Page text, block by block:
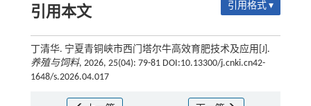
引用本文 引用格式 ▾
丁清华. 宁夏青铜峡市西门塔尔牛高效育肥技术及应用[J].
养殖与饲料, 2026, 25(04): 79-81 DOI:10.13300/j.cnki.cn42-
1648/s.2026.04.017